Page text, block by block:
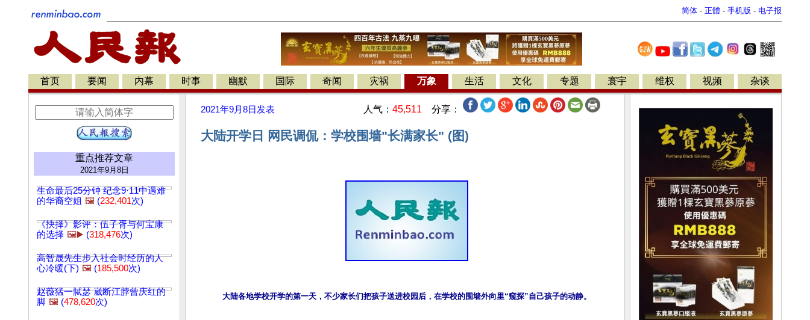
简体 - 正體 - 手机版 - 电子报
首页 要闻 内幕 时事 幽默 国际 奇闻 灾祸 万象 生活 文化 专题 寰宇 维权 视频 杂谈
重点推荐文章
2021年9月8日
生命最后25分钟 纪念9·11中遇难
的华裔空姐 🖼️ (232,401次)
《抉择》影评：伍子胥与何宝康
的选择 🖼️▶️ (318,476次)
高智晟先生步入社会时经历的人
心冷暖(下) 🖼️ (185,500次)
赵薇猛一脦瑟 崴断江脖曾庆红的
脚 🖼️ (478,620次)
2021年9月8日 发表 人气： 45,511 分享：
大陆开学日 网民调侃：学校围墙"长满家长" (图)